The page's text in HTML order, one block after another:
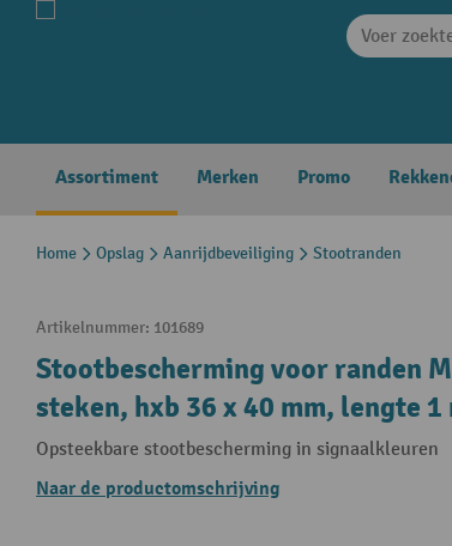
Assortiment Merken Promo
Home Opslag Aanrijdbeveiliging Stootranden
Artikelnummer: 101689
Stootbescherming voor randen
steken, hxb 36 x 40 mm, lengte 1
Opsteekbare stootbescherming in signaalkleuren
Naar de productomschrijving